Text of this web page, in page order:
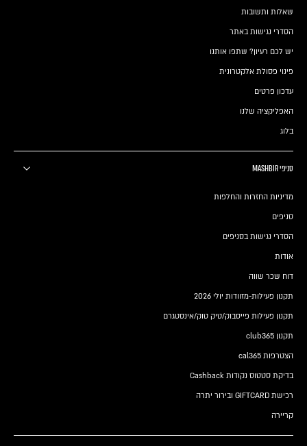
שאלות ותשובות
הסדרי נגישות באתר
יש לכם רעיון? שתפו אותנו
פינוי פסולת אלקטרונית
עדכון פרטים
האפליקציה שלנו
בלוג
סניפי MASHBIR
מדיניות החזרות והחלפות
סניפים
הסדרי נגישות בסניפים
אודות
דוח שכר שווה
תקנון פעילות-מזוודות יולי 2026
תקנון פעילות פייסבוק/טיק טוק/אינסטגרם
תקנון club365
הצטרפות cal365
בדיקת סטטוס נקודות Cashback
רכישת GIFTCARD ובירור יתרה
קריירה